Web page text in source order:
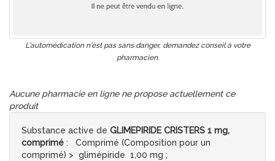
L'automédication n'est pas sans danger, demandez conseil à votre
pharmacien.
Aucune pharmacie en ligne ne propose actuellement ce
produit
Substance active de GLIMEPIRIDE CRISTERS 1 mg,
comprimé : Comprimé (Composition pour un
comprimé) > glimépiride 1,00 mg ;